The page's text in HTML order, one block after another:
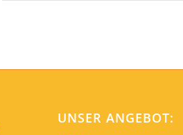
UNSER ANGEBOT: